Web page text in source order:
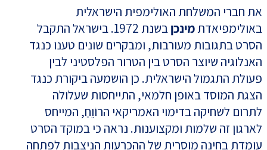
את חברי המשלחת האולימפית הישראלית
באולימפיאדתמינכן
בשנת 1972. בישראל התקבל
הסרט בתגובות מעורבות, ומבקרים שונים טענו כנגד
האנלוגיה שיוצר הסרט בין הטרור הפלסטיני לבין
פעולת התגמול הישראלית. כן הושמעה ביקורת כנגד
הצגת המוסד באופן חלמאי, התייחסות שעלולה
לתרום לשחיקה בדימוי האמריקאי הרוֹוֵחַ, המייחס
לארגון זה שלמות ומקצוענות. נראה כי במוקד הסרט
עומדת בחינה מוסרית של ההכרעות הניצבות לפתחה